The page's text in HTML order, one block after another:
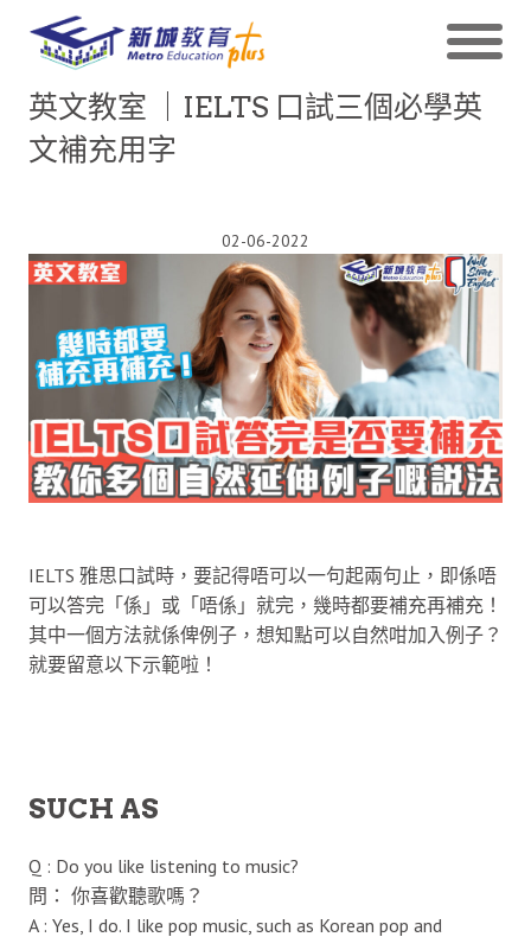
英文教室 ｜IELTS 口試三個必學英
文補充用字
02-06-2022
IELTS 雅思口試時，要記得唔可以一句起兩句止，即係唔
可以答完「係」或「唔係」就完，幾時都要補充再補充！
其中一個方法就係俾例子，想知點可以自然咁加入例子？
就要留意以下示範啦！
SUCH AS
Q : Do you like listening to music?
問： 你喜歡聽歌嗎？
A : Yes, I do. I like pop music, such as Korean pop and